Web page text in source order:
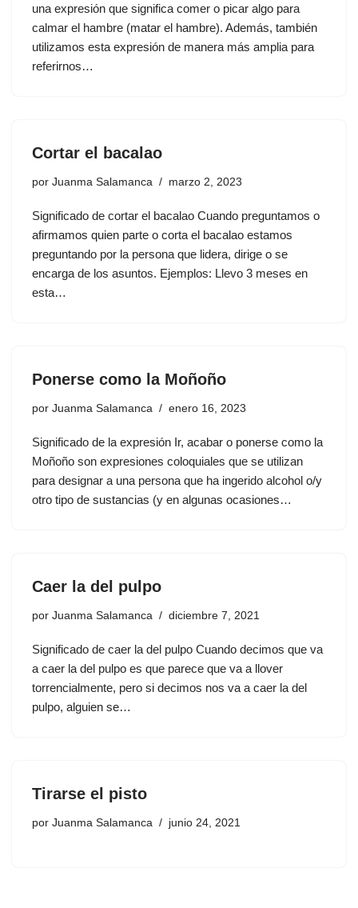
una expresión que significa comer o picar algo para
calmar el hambre (matar el hambre). Además, también
utilizamos esta expresión de manera más amplia para
referirnos…
Cortar el bacalao
por Juanma Salamanca marzo 2, 2023
Significado de cortar el bacalao Cuando preguntamos o
afirmamos quien parte o corta el bacalao estamos
preguntando por la persona que lidera, dirige o se
encarga de los asuntos. Ejemplos: Llevo 3 meses en
esta…
Ponerse como la Moñoño
por Juanma Salamanca enero 16, 2023
Significado de la expresión Ir, acabar o ponerse como la
Moñoño son expresiones coloquiales que se utilizan
para designar a una persona que ha ingerido alcohol o/y
otro tipo de sustancias (y en algunas ocasiones…
Caer la del pulpo
por Juanma Salamanca diciembre 7, 2021
Significado de caer la del pulpo Cuando decimos que va
a caer la del pulpo es que parece que va a llover
torrencialmente, pero si decimos nos va a caer la del
pulpo, alguien se…
Tirarse el pisto
por Juanma Salamanca junio 24, 2021